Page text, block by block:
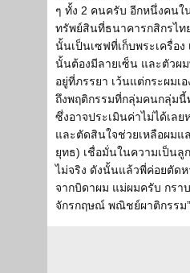
ๆ ทั้ง 2 คนครับ อีกหนึ่งคนใ
ทรัพย์สินที่ธนาคารกสิกรไ
นั้นเป็นเซฟที่เก็บพระเครื่อ
นั้นต้องมีลายเซ็น และตัวผ
อยู่ที่ภรรยา เว้นแต่กระผมเ
ถึงพฤติกรรมที่กลุ่มคนกลุ่ม
ซึ่งอาจประเมินค่าไม่ได้เล
และตัดสินใจช่วยเหลือผม
ยุทธ) เชื่อมั่นในความเป็นลู
ไม่จริง ดังนั้นแล้วพี่ค่อยตัด
จากบิดาผม แม่ผมครับ กรา
จักรกฤษณ์ พณิชย์ผาติกรรม